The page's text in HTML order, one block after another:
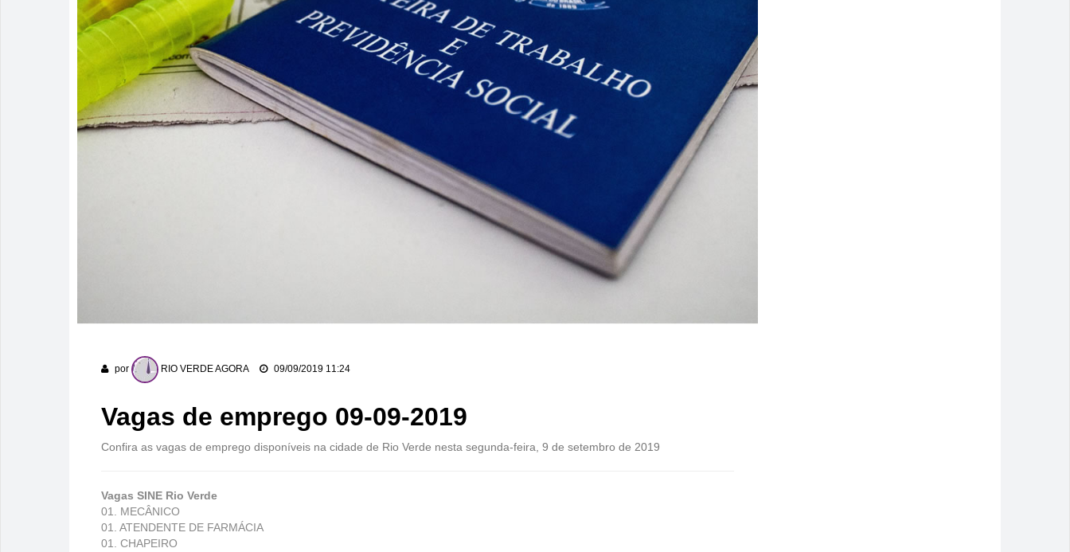
por RIO VERDE AGORA 09/09/2019 11:24
Vagas de emprego 09-09-2019
Confira as vagas de emprego disponíveis na cidade de Rio Verde nesta segunda-feira, 9 de setembro de 2019
Vagas SINE Rio Verde
01. MECÂNICO
01. ATENDENTE DE FARMÁCIA
01. CHAPEIRO